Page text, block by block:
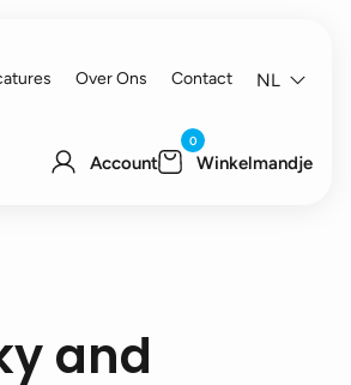
Over Ons Contact NL
Account
0
Winkelmandje
and